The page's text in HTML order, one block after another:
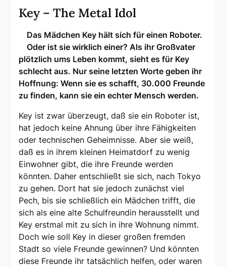
Key – The Metal Idol
Das Mädchen Key hält sich für einen Roboter.
Oder ist sie wirklich einer? Als ihr Großvater
plötzlich ums Leben kommt, sieht es für Key
schlecht aus. Nur seine letzten Worte geben ihr
Hoffnung: Wenn sie es schafft, 30.000 Freunde
zu finden, kann sie ein echter Mensch werden.
Key ist zwar überzeugt, daß sie ein Roboter ist,
hat jedoch keine Ahnung über ihre Fähigkeiten
oder technischen Geheimnisse. Aber sie weiß,
daß es in ihrem kleinen Heimatdorf zu wenig
Einwohner gibt, die ihre Freunde werden
könnten. Daher entschließt sie sich, nach Tokyo
zu gehen. Dort hat sie jedoch zunächst viel
Pech, bis sie schließlich ein Mädchen trifft, die
sich als eine alte Schulfreundin herausstellt und
Key erstmal mit zu sich in ihre Wohnung nimmt.
Doch wie soll Key in dieser großen fremden
Stadt so viele Freunde gewinnen? Und könnten
diese Freunde ihr tatsächlich helfen, oder waren